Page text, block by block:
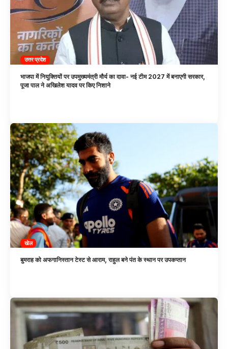
उत्तर प्रदेश
भाजपा में नियुक्तियों पर उपमुख्यमंत्री मौर्य का दावा- नई टीम 2027 में बनाएगी सरकार,
पूजा पाल ने अखिलेश यादव पर किए निशाने
खेल
बुमराह को अफगानिस्तान टेस्ट से आराम, राहुल बने पंत के स्थान पर उपकप्तान